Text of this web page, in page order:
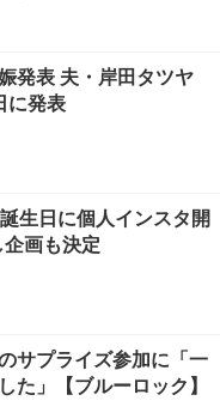
発表 夫・岸田タツヤ
に発表
生日に個人インスタ開
画も決定
サプライズ参加に「一
た」【ブルーロック】